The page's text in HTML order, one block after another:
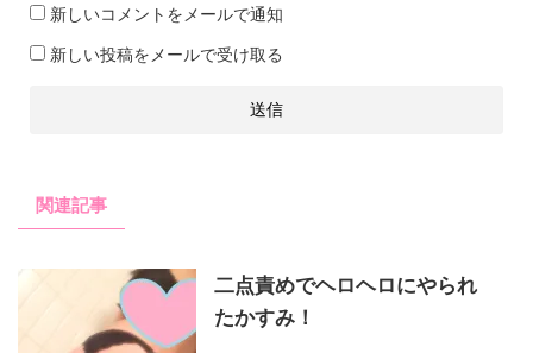
新しいコメントをメールで通知
新しい投稿をメールで受け取る
関連記事
二点責めでヘロヘロにやられ
たかすみ！